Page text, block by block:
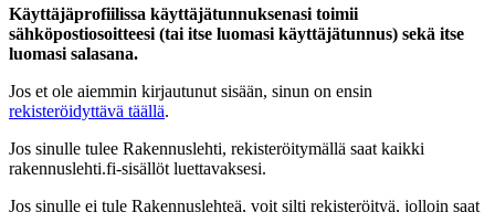
Käyttäjäprofiilissa käyttäjätunnuksenasi toimii
sähköpostiosoitteesi (tai itse luomasi käyttäjätunnus) sekä itse
luomasi salasana.
Jos et ole aiemmin kirjautunut sisään, sinun on ensin
rekisteröidyttävä täällä.
Jos sinulle tulee Rakennuslehti, rekisteröitymällä saat kaikki
rakennuslehti.fi-sisällöt luettavaksesi.
Jos sinulle ei tule Rakennuslehteä, voit silti rekisteröityä, jolloin saat